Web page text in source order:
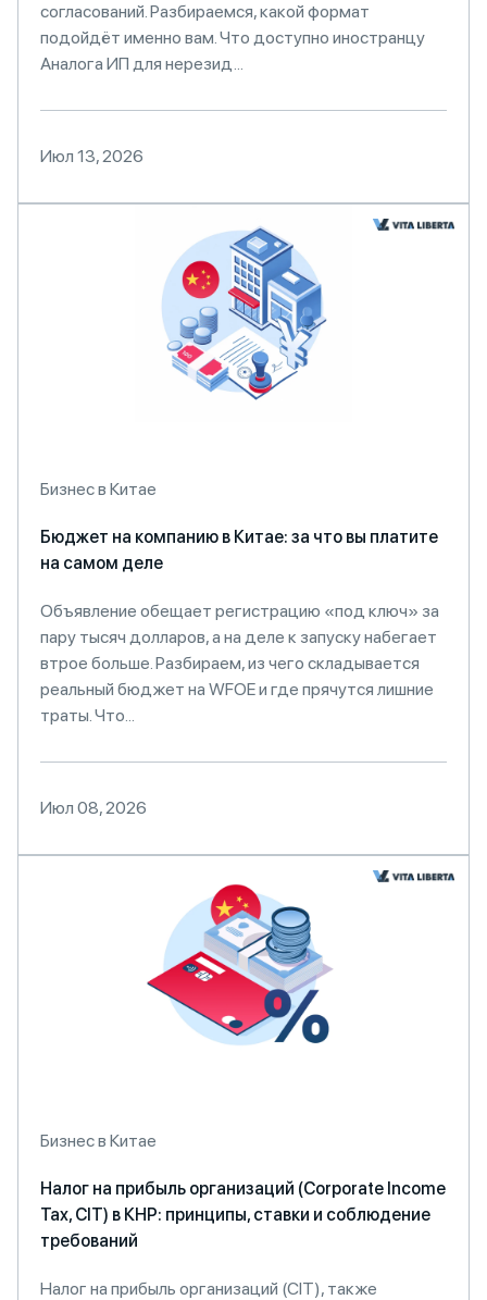
согласований. Разбираемся, какой формат
подойдёт именно вам. Что доступно иностранцу
Аналога ИП для нерезид...
Июл 13, 2026
Бизнес в Китае
Бюджет на компанию в Китае: за что вы платите
на самом деле
Объявление обещает регистрацию «под ключ» за
пару тысяч долларов, а на деле к запуску набегает
втрое больше. Разбираем, из чего складывается
реальный бюджет на WFOE и где прячутся лишние
траты. Что...
Июл 08, 2026
Бизнес в Китае
Налог на прибыль организаций (Corporate Income
Tax, CIT) в КНР: принципы, ставки и соблюдение
требований
Налог на прибыль организаций (CIT), также